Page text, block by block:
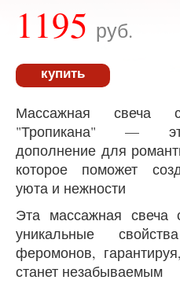
1195 руб.
купить
Массажная свеча
"Тропикана" —
дополнение для
которое поможет
уюта и нежности
Эта массажная свеча
уникальные
феромонов,
станет незабываемым